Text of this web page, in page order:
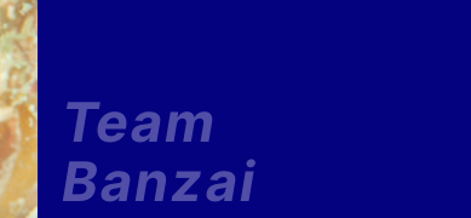
Team
Banzai